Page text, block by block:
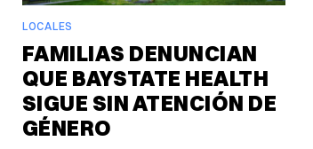
LOCALES
FAMILIAS DENUNCIAN
QUE BAYSTATE HEALTH
SIGUE SIN ATENCIÓN DE
GÉNERO